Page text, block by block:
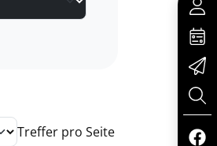
Treffer pro Seite